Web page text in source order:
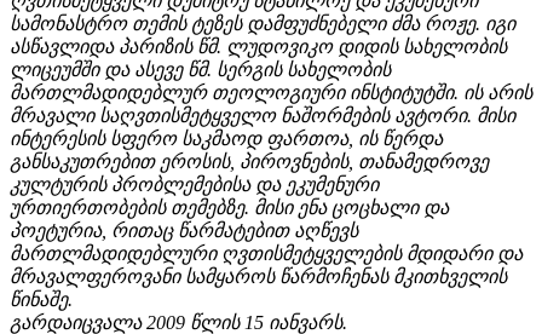
სამონასტრო თემის ტეზეს დამფუძნებელი ძმა როჟე. იგი
ასწავლიდა პარიზის წმ. ლუდოვიკო დიდის სახელობის
ლიცეუმში და ასევე წმ. სერგის სახელობის
მართლმადიდებლურ თეოლოგიური ინსტიტუტში. ის არის
მრავალი საღვთისმეტყველო ნაშორმების ავტორი. მისი
ინტერესის სფერო საკმაოდ ფართოა, ის წერდა
განსაკუთრებით ეროსის, პიროვნების, თანამედროვე
კულტურის პრობლემებისა და ეკუმენური
ურთიერთობების თემებზე. მისი ენა ცოცხალი და
პოეტურია, რითაც წარმატებით აღწევს
მართლმადიდებლური ღვთისმეტყველების მდიდარი და
მრავალფეროვანი სამყაროს წარმოჩენას მკითხველის
წინაშე.
გარდაიცვალა 2009 წლის 15 იანვარს.